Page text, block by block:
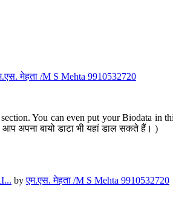
मेहता /M S Mehta 9910532720
You can even put your Biodata in
अपना बायो डाटा भी यहां डाल सकते हैं। )
byएम.एस. मेहता /M S Mehta 9910532720